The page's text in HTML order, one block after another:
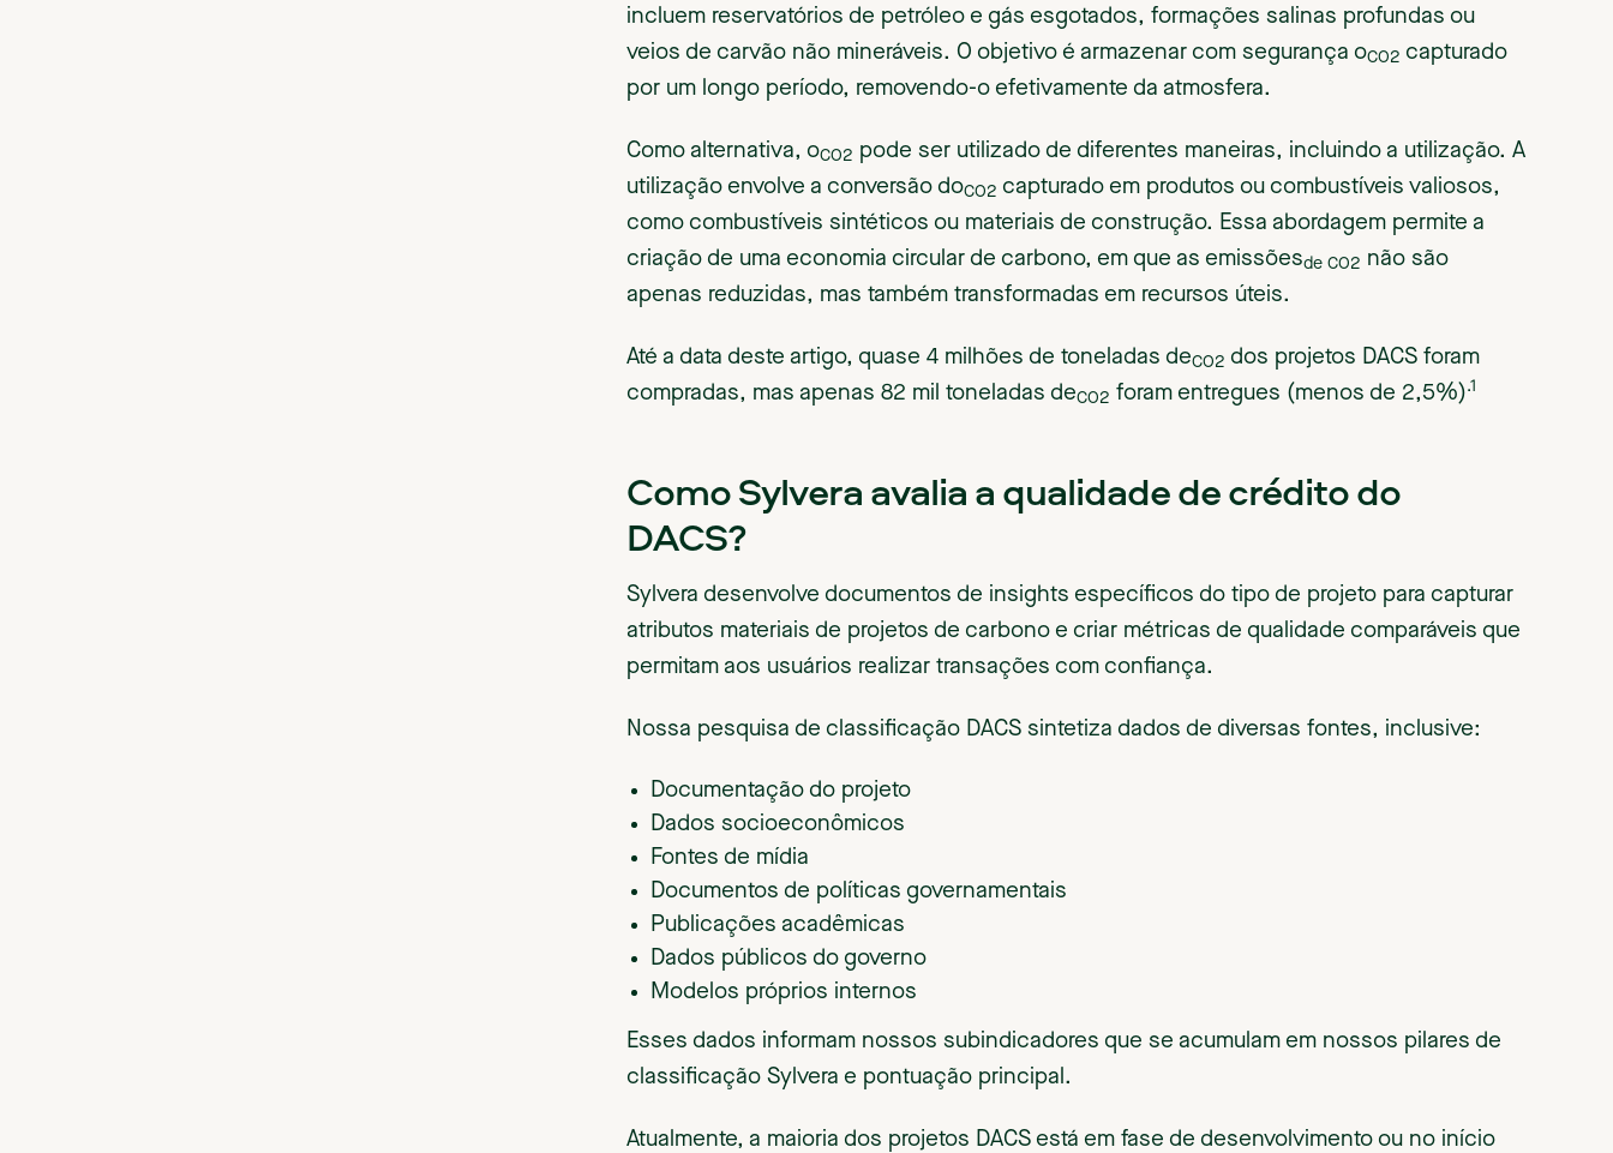
incluem reservatórios de petróleo e gás esgotados, formações salinas profundas ou
veios de carvão não mineráveis. O objetivo é armazenar com segurança oCO2 capturado
por um longo período, removendo-o efetivamente da atmosfera.
Como alternativa, oCO2 pode ser utilizado de diferentes maneiras, incluindo a utilização. A
utilização envolve a conversão doCO2 capturado em produtos ou combustíveis valiosos,
como combustíveis sintéticos ou materiais de construção. Essa abordagem permite a
criação de uma economia circular de carbono, em que as emissõesde CO2 não são
apenas reduzidas, mas também transformadas em recursos úteis.
Até a data deste artigo, quase 4 milhões de toneladas deCO2 dos projetos DACS foram
compradas, mas apenas 82 mil toneladas deCO2 foram entregues (menos de 2,5%).1
Como Sylvera avalia a qualidade de crédito do
DACS?
Sylvera desenvolve documentos de insights específicos do tipo de projeto para capturar
atributos materiais de projetos de carbono e criar métricas de qualidade comparáveis que
permitam aos usuários realizar transações com confiança.
Nossa pesquisa de classificação DACS sintetiza dados de diversas fontes, inclusive:
Documentação do projeto
Dados socioeconômicos
Fontes de mídia
Documentos de políticas governamentais
Publicações acadêmicas
Dados públicos do governo
Modelos próprios internos
Esses dados informam nossos subindicadores que se acumulam em nossos pilares de
classificação Sylvera e pontuação principal.
Atualmente, a maioria dos projetos DACS está em fase de desenvolvimento ou no início